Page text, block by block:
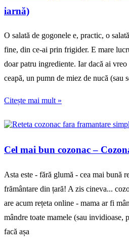
iarnă)
O salată de gogonele e, practic, o
fine, din ce-ai prin frigider. E mare
doar patru ingrediente. Iar dacă ai
ceapă, un pumn de miez de nucă (sau
Citește mai mult »
Cel mai bun cozonac –
Asta este - fără glumă - cea mai bună
frământare din țară! A zis cineva...
are acum rețeta online - mama ar fi
mândre toate mamele (sau invidioase,
facă așa